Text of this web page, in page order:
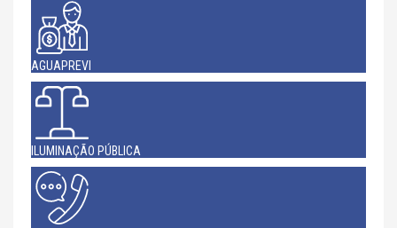
AGUAPREVI
ILUMINAÇÃO PÚBLICA